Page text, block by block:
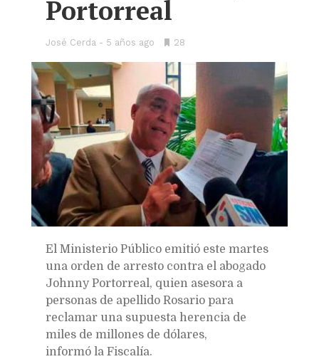
Portorreal
José Cerda 5 años ago
•28
El Ministerio Público emitió este martes
una orden de arresto contra el abogado
Johnny Portorreal, quien asesora a
personas de apellido Rosario para
reclamar una supuesta herencia de
miles de millones de dólares,
informó la Fiscalía.